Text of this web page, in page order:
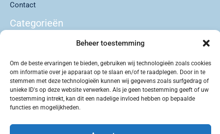
Beheer toestemming
Om de beste ervaringen te bieden, gebruiken wij technologieën zoals cookies
om informatie over je apparaat op te slaan en/of te raadplegen. Door in te
stemmen met deze technologieën kunnen wij gegevens zoals surfgedrag of
unieke ID's op deze website verwerken. Als je geen toestemming geeft of uw
toestemming intrekt, kan dit een nadelige invloed hebben op bepaalde
functies en mogelijkheden.
Contact
Categorieën
Lifestyle
Reizen & Roadtrips
Uncategorized